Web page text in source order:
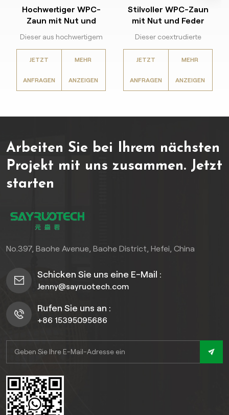
Hochwertiger WPC-
Zaun mit Nut und
Außenbereich
Dieser aus hochwertigem
Holz-Kunststoff-
Verbundwerkstoff (WPC)
Lamellendesign
hervorragende
Privatsphäre bietet.
JETZT
ANFRAGEN
MEHR
ANZEIGEN
Stilvoller WPC-Zaun
mit Nut und Feder
Dieser coextrudierte
Sichtschutzzaun ist aus
hochwertigem Holz-
Abgeschiedenheit
JETZT
ANFRAGEN
MEHR
ANZEIGEN
Arbeiten Sie bei Ihrem nächsten
Projekt mit uns zusammen. Jetzt
starten
No.397, Baohe Avenue, Baohe District, Hefei, China
Schicken Sie uns eine E-Mail :
Jenny@sayruotech.com
Rufen Sie uns an :
+86 15395095686